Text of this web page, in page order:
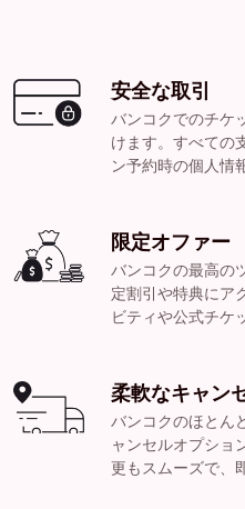
安全な取引
バンコクでのチケ
けます。すべての
ン予約時の個人情
限定オファー
バンコクの最高の
定割引や特典にア
ビティや公式チケ
柔軟なキャン
バンコクのほとん
ャンセルオプショ
更もスムーズで、